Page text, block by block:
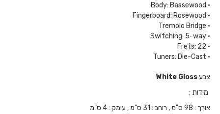
• Body: Bassewood
• Fingerboard: Rosewood
• Tremolo Bridge
• Switching: 5-way
• Frets: 22
• Tuners: Die-Cast
צבעWhite Gloss
מידות :
אורך : 98 ס"מ , רוחב : 31 ס"מ , עומק : 4 ס"מ